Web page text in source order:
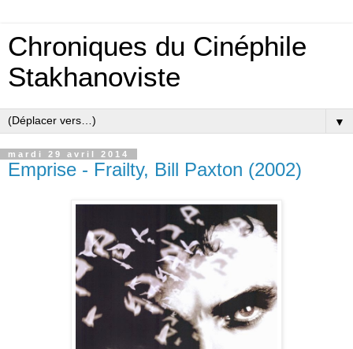
Chroniques du Cinéphile
Stakhanoviste
▼
mardi 29 avril 2014
Emprise - Frailty, Bill Paxton (2002)